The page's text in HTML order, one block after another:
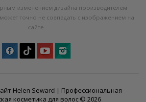
изменением дизайна производителем
точно не совпадать с изображением на
сайте.
Helen Seward | Профессиональная
косметика для волос © 2026